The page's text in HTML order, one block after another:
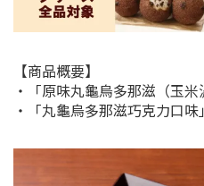
【商品概要】
・「原味丸龜烏多那滋（玉
・「丸龜烏多那滋巧克力口